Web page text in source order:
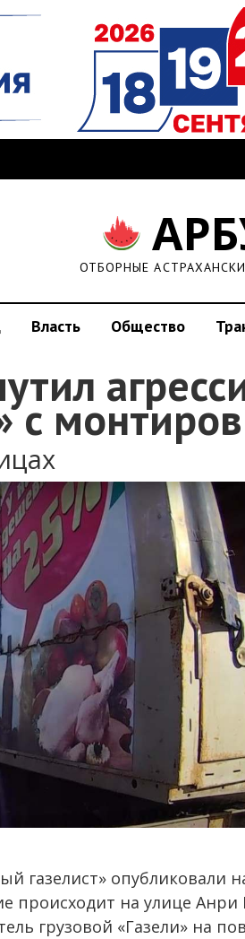
ОТБОРНЫЕ
Власть Общество
с
газелист» опубликовали
происходит на улице Анри
грузовой «Газели» на